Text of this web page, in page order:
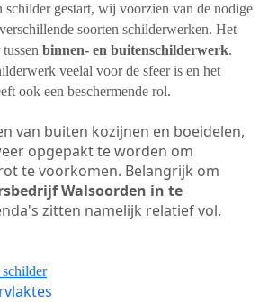
schilder gestart, wij voorzien van de nodige
soorten schilderwerken. Het
binnen- en buitenschilderwerk.
veelal voor de sfeer is en het
ook een beschermende rol.
van buiten kozijnen en boeidelen,
opgepakt te worden om
te voorkomen. Belangrijk om
Walsoorden in te
zitten namelijk relatief vol.
schilder